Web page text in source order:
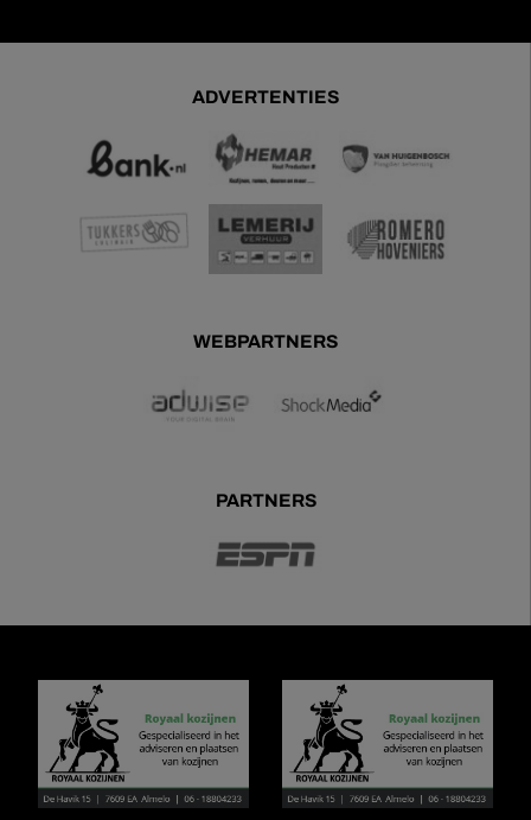
ADVERTENTIES
WEBPARTNERS
PARTNERS